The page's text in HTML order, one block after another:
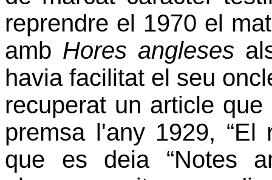
reprendre el 1970 el
amb Hores angleses
havia facilitat el seu
recuperat un article
premsa l'any 1929, “El
que es deia “Notes